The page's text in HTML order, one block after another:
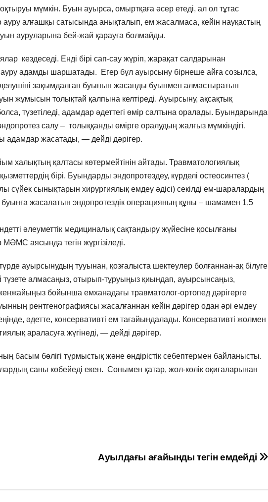
мүмкін. Буын ауырса, омыртқаға әсер етеді, ал ол тұтас
алғашқы сатысында анықталып, ем жасалмаса, кейін науқастың
ауруларына бей-жай қарауға болмайды.
кездеседі. Енді бірі сап-сау жүріп, жарақат салдарынан
ауру адамды шаршатады. Егер бұл ауырсыну бірнеше айға созылса,
зақымдалған буынын жасанды буынмен алмастыратын
жұмысын толықтай қалпына келтіреді. Ауырсыну, ақсақтық
түзетіледі, адамдар әдеттегі өмір салтына оралады. Буындарында
салу – толыққанды өмірге оралудың жалғыз мүмкіндігі.
адамдар жасатады, — дейді дәрігер.
халықтың қалтасы көтермейтінін айтады. Травматологиялық
бірі. Буындарды эндопротездеу, күрделі остеосинтез (
сүйек сынықтарын хирургиялық емдеу әдісі) секілді ем-шаралардың
буынға жасалатын эндопротездік операцияның құны – шамамен 1,5
әлеуметтік медициналық сақтандыру жүйесіне қосылғаны
аясында тегін жүргізіледі.
ауырсынудың тууынан, қозғалыста шектеулер болғаннан-ақ білуге
түзете алмасаңыз, отырып-тұруыңыз қиындап, ауырсынсаңыз,
бойынша емханадағы травматолог-ортопед дәрігерге
рентгенографиясы жасалғаннан кейін дәрігер одан әрі емдеу
әдетте, консервативті ем тағайындалады. Консервативті жолмен
араласуға жүгінеді, — дейді дәрігер.
басым бөлігі тұрмыстық және өндірістік себептермен байланысты.
саны көбейеді екен. Сонымен қатар, жол-көлік оқиғаларынан
Ауылдағы ағайынды тегін емдейді